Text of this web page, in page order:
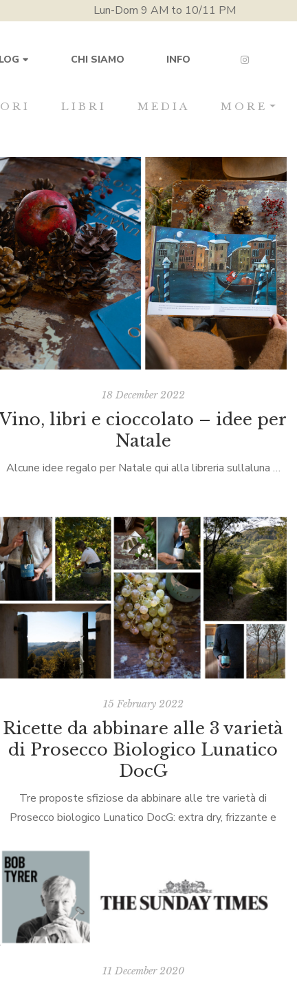
Lun-Dom 9 AM to 10/11 PM
CHI SIAMO INFO
LIBRI MEDIA MORE
18 December 2022
Vino, libri e cioccolato – idee per
Natale
Alcune idee regalo per Natale qui alla libreria sullaluna …
15 February 2022
Ricette da abbinare alle 3 varietà
di Prosecco Biologico Lunatico
DocG
Tre proposte sfiziose da abbinare alle tre varietà di
Prosecco biologico Lunatico DocG: extra dry, frizzante e
11 December 2020